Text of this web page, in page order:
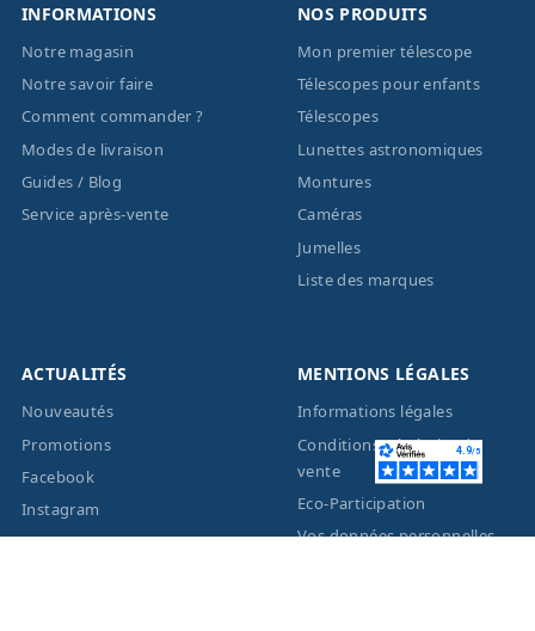
INFORMATIONS
Notre magasin
Notre savoir faire
Comment commander ?
Modes de livraison
Guides / Blog
Service après-vente
NOS PRODUITS
Mon premier télescope
Télescopes pour enfants
Télescopes
Lunettes astronomiques
Montures
Caméras
Jumelles
Liste des marques
ACTUALITÉS
Nouveautés
Promotions
Facebook
Instagram
MENTIONS LÉGALES
Informations légales
Conditions générales de
vente
Eco-Participation
Vos données personnelles